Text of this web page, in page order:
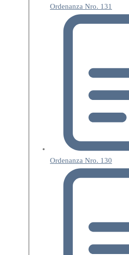
Ordenanza Nro. 131
Ordenanza Nro. 130